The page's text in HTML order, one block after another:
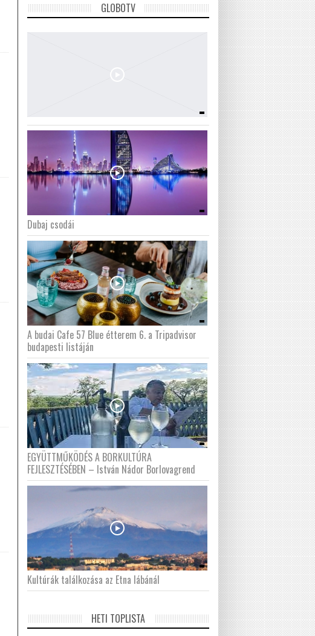
GLOBOTV
Dubaj csodái
A budai Cafe 57 Blue étterem 6. a Tripadvisor
budapesti listáján
EGYÜTTMŰKÖDÉS A BORKULTÚRA
FEJLESZTÉSÉBEN – István Nádor Borlovagrend
Kultúrák találkozása az Etna lábánál
HETI TOPLISTA